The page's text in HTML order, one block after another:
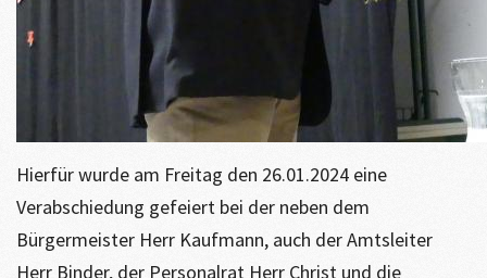
Hierfür wurde am Freitag den 26.01.2024 eine
Verabschiedung gefeiert bei der neben dem
Bürgermeister Herr Kaufmann, auch der Amtsleiter
Herr Binder, der Personalrat Herr Christ und die